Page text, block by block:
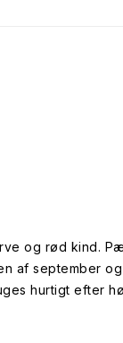
og rød kind.
af september
hurtigt efter